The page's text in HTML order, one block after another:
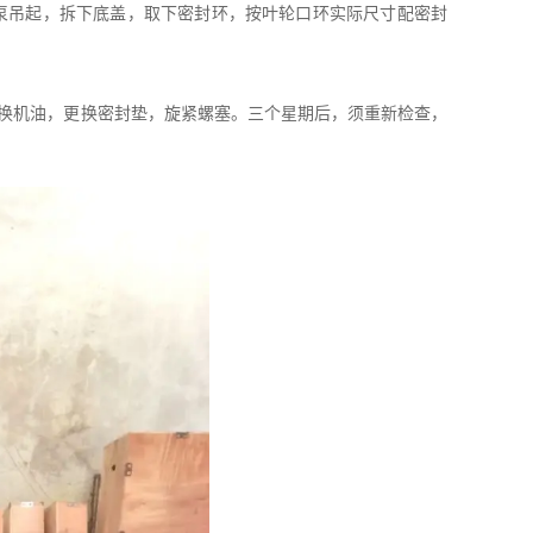
起，拆下底盖，取下密封环，按叶轮口环实际尺寸配密封
油，更换密封垫，旋紧螺塞。三个星期后，须重新检查，